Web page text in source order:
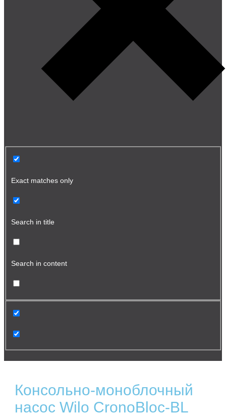
Exact matches only
Search in title
Search in content
Консольно-моноблочный
насос Wilo CronoBloc-BL